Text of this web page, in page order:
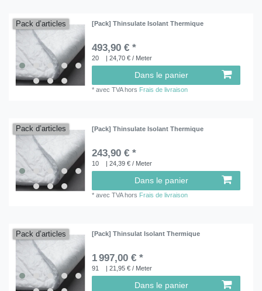
Pack d’articles [Pack] Thinsulate Isolant Thermique
493,90 € *
20 | 24,70 € / Meter
Dans le panier
*avec TVAhors Frais de livraison
Pack d’articles [Pack] Thinsulate Isolant Thermique
243,90 € *
10 | 24,39 € / Meter
Dans le panier
*avec TVAhors Frais de livraison
Pack d’articles [Pack] Thinsulat Isolant Thermique
1 997,00 € *
91 | 21,95 € / Meter
Dans le panier